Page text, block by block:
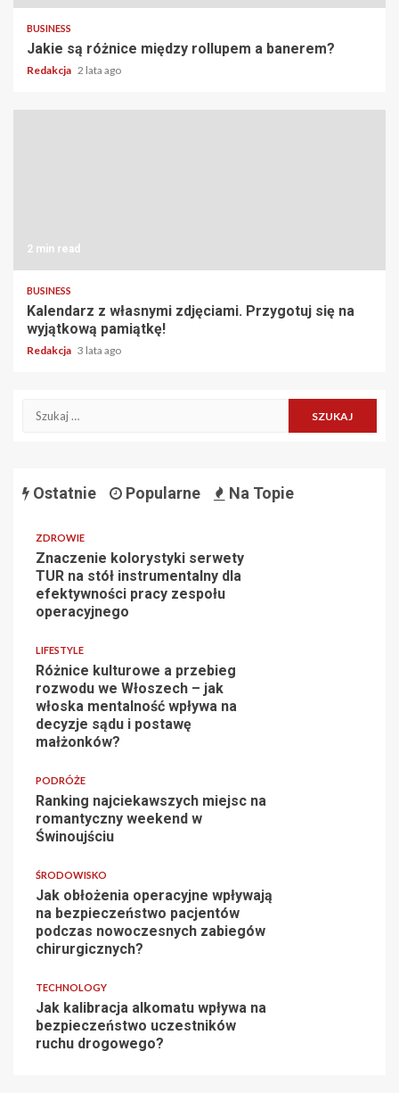
BUSINESS
Jakie są różnice między rollupem a banerem?
Redakcja 2 lata ago
2 min read
BUSINESS
Kalendarz z własnymi zdjęciami. Przygotuj się na
wyjątkową pamiątkę!
Redakcja 3 lata ago
Szukaj:
Ostatnie Popularne Na Topie
ZDROWIE
Znaczenie kolorystyki serwety
TUR na stół instrumentalny dla
efektywności pracy zespołu
operacyjnego
LIFESTYLE
Różnice kulturowe a przebieg
rozwodu we Włoszech – jak
włoska mentalność wpływa na
decyzje sądu i postawę
małżonków?
PODRÓŻE
Ranking najciekawszych miejsc na
romantyczny weekend w
Świnoujściu
ŚRODOWISKO
Jak obłożenia operacyjne wpływają
na bezpieczeństwo pacjentów
podczas nowoczesnych zabiegów
chirurgicznych?
TECHNOLOGY
Jak kalibracja alkomatu wpływa na
bezpieczeństwo uczestników
ruchu drogowego?